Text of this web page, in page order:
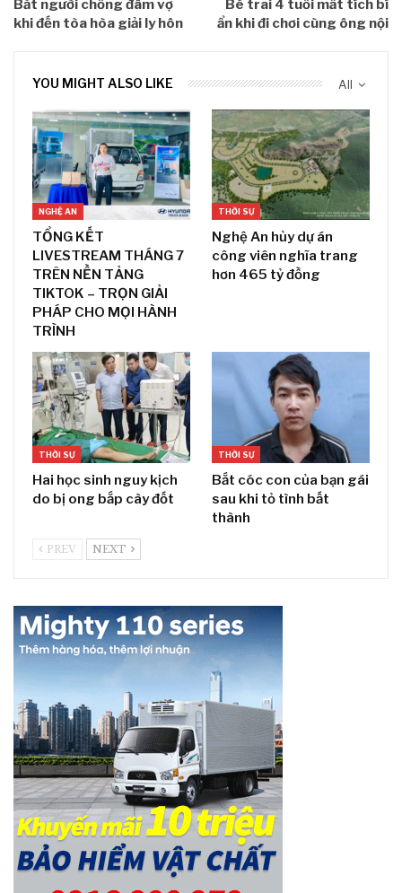
Bắt người chồng đâm vợ
khi đến tòa hòa giải ly hôn
Bé trai 4 tuổi mất tích bí
ẩn khi đi chơi cùng ông nội
All
YOU MIGHT ALSO LIKE
NGHỆ AN
TỔNG KẾT
LIVESTREAM THÁNG 7
TRÊN NỀN TẢNG
TIKTOK – TRỌN GIẢI
PHÁP CHO MỌI HÀNH
TRÌNH
THỜI SỰ
Nghệ An hủy dự án
công viên nghĩa trang
hơn 465 tỷ đồng
THỜI SỰ
Hai học sinh nguy kịch
do bị ong bắp cày đốt
THỜI SỰ
Bắt cóc con của bạn gái
sau khi tỏ tình bất
thành
PREV NEXT